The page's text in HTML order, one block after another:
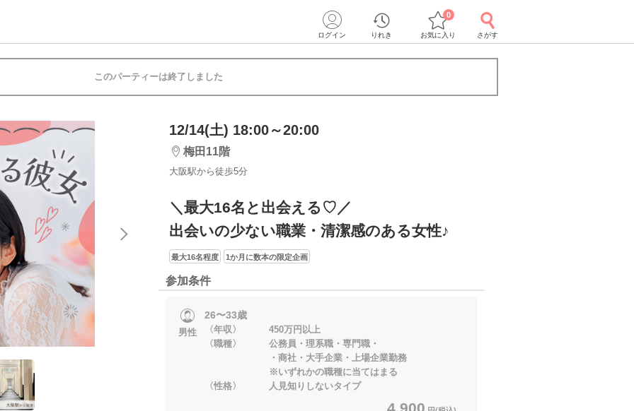
ログイン りれき お気に入り
0
さがす
このパーティーは終了しました
12/14(土) 18:00～20:00
梅田11階
大阪駅から徒歩5分
＼最大16名と出会える♡／
出会いの少ない職業・清潔感のある女性♪
最大16名程度 1か月に数本の限定企画
参加条件
男性
26〜33歳
〈年収〉 450万円以上
〈職種〉 公務員・理系職・専門職・
・商社・大手企業・上場企業勤務
※いずれかの職種に当てはまる
〈性格〉 人見知りしないタイプ